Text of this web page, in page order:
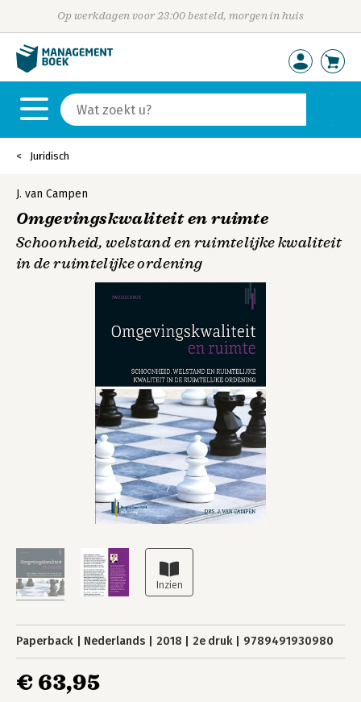
Op werkdagen voor 23:00 besteld, morgen in huis
Juridisch
J. van Campen
Omgevingskwaliteit en ruimte
Schoonheid, welstand en ruimtelijke kwaliteit
in de ruimtelijke ordening
Paperback Nederlands 2018 2e druk 9789491930980
€ 63,95